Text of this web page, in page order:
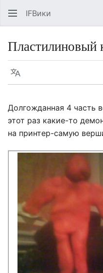
IFВики
Пластилиновый
Язык
Долгожданная 4 часть
этот раз какие-то
на принтер-самую